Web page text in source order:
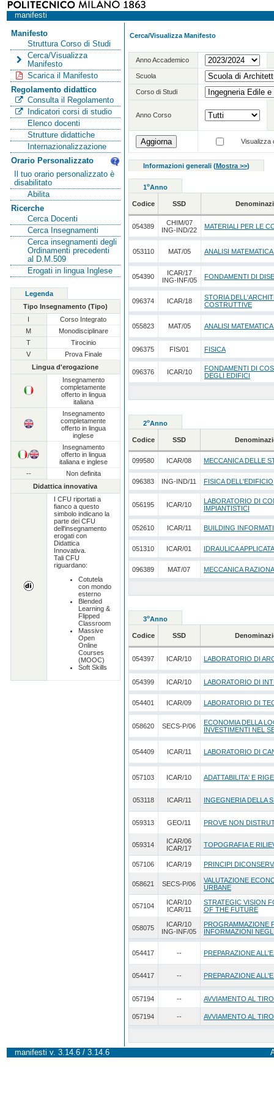
manifesti
Manifesto
Struttura Corso di Studi
Cerca/Visualizza
Manifesto
Scarica il Manifesto
Regolamento didattico
Consulta il Regolamento
Indicatori corsi di studio
Elenco docenti
Strutture didattiche
Internazionalizzazione
Orario Personalizzato
Il tuo orario personalizzato è
disabilitato
Abilita
Ricerche
Cerca Docenti
Cerca Insegnamenti
Cerca insegnamenti degli
Ordinamenti precedenti
al D.M.509
Erogati in lingua Inglese
Legenda
Tipo Insegnamento (Tipo)
I
Corso Integrato
M
Monodisciplinare
T
Tirocinio
V
Prova Finale
Lingua d'erogazione
Insegnamento
completamente
offerto in lingua
italiana
Insegnamento
completamente
offerto in lingua
inglese
/
Insegnamento
offerto in lingua
italiana e inglese
--
Non definita
Didattica innovativa
I CFU riportati a
fianco a questo
simbolo indicano la
parte dei CFU
dell'insegnamento
erogati con
Didattica
Innovativa.
Tali CFU
riguardano:
Cotutela
con mondo
esterno
Blended
Learning &
Flipped
Classroom
Massive
Open
Online
Courses
(MOOC)
Soft Skills
Cerca/Visualizza Manifesto
Anno Accademico
Scuola
Corso di Studi
Anno Corso
Visualizza
Informazioni generali (Mostra >>)
1oAnno
Codice SSD
054389
CHIM/07
ING-IND/22
MATERIALI PER LE
053110 MAT/05 ANALISI MATEMATICA
054390
ICAR/17
ING-INF/05
FONDAMENTI DI
096374 ICAR/18
STORIA
COSTRUTTIVE
055823 MAT/05 ANALISI MATEMATICA
096375 FIS/01 FISICA
096376 ICAR/10
FONDAMENTI DI
DEGLI EDIFICI
2oAnno
Codice SSD
099580 ICAR/08 MECCANICA DELLE
096383 ING-IND/11 FISICA DELL'EDIFICIO
056195 ICAR/10
LABORATORIO DI
IMPIANTISTICI
052610 ICAR/11 BUILDING
051310 ICAR/01 IDRAULICA APPLICATA
096389 MAT/07 MECCANICA
3oAnno
Codice SSD
054397 ICAR/10 LABORATORIO DI
054399 ICAR/10 LABORATORIO DI
054401 ICAR/09 LABORATORIO DI
058620 SECS-P/06
ECONOMIA DELLA
INVESTIMENTI NEL
054409 ICAR/11 LABORATORIO DI
057103 ICAR/10 ADATTABILITA' E
053118 ICAR/11 INGEGNERIA DELLA
059313 GEO/11 PROVE NON
059314
ICAR/06
ICAR/17
TOPOGRAFIA E
057106 ICAR/19 PRINCIPI
058621 SECS-P/06
VALUTAZIONE
URBANE
057104
ICAR/10
ICAR/11
STRATEGIC VISION
OF THE FUTURE
058075
ICAR/10
ING-INF/05
PROGRAMMAZIONE
INFORMAZIONI
054417 -- PREPARAZIONE
054417 -- PREPARAZIONE
057194 -- AVVIAMENTO AL
057194 -- AVVIAMENTO AL
manifesti v. 3.14.6 / 3.14.6